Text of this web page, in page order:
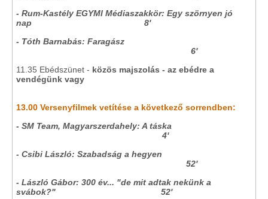
- Rum-Kastély EGYMI Médiaszakkör: Egy szörnyen jó
nap 8'
- Tóth Barnabás: Faragász
6'
11.35 Ebédszünet - közös majszolás - az ebédre a
vendégünk vagy
13.00 Versenyfilmek vetítése a következő sorrendben:
- SM Team, Magyarszerdahely: A táska
4'
- Csibi László: Szabadság a hegyen
52'
- László Gábor: 300 év... "de mit adtak nekünk a
svábok?" 52'